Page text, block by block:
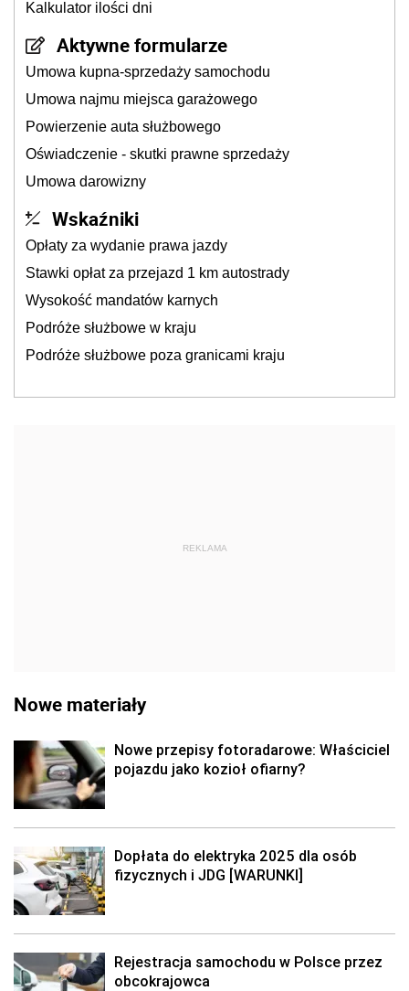
Kalkulator ilości dni
Aktywne formularze
Umowa kupna-sprzedaży samochodu
Umowa najmu miejsca garażowego
Powierzenie auta służbowego
Oświadczenie - skutki prawne sprzedaży
Umowa darowizny
Wskaźniki
Opłaty za wydanie prawa jazdy
Stawki opłat za przejazd 1 km autostrady
Wysokość mandatów karnych
Podróże służbowe w kraju
Podróże służbowe poza granicami kraju
REKLAMA
Nowe materiały
Nowe przepisy fotoradarowe: Właściciel
pojazdu jako kozioł ofiarny?
Dopłata do elektryka 2025 dla osób
fizycznych i JDG [WARUNKI]
Rejestracja samochodu w Polsce przez
obcokrajowca